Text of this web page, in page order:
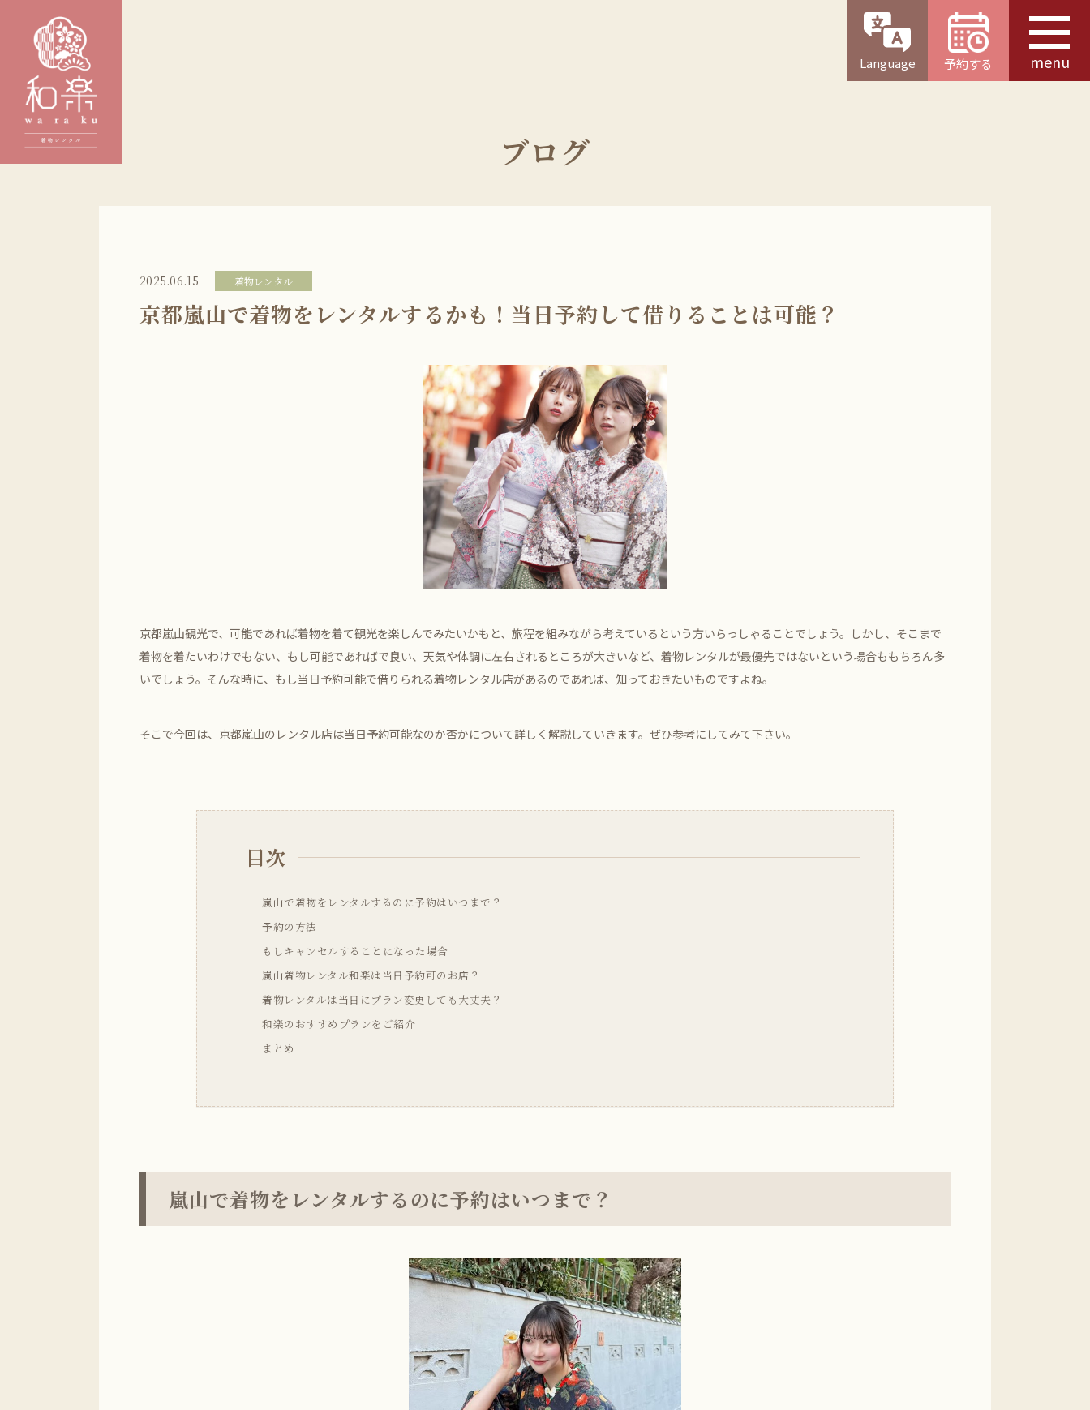
Language 予約する menu
ブログ
2025.06.15 着物レンタル
京都嵐山で着物をレンタルするかも！当日予約して借りることは可能？
京都嵐山観光で、可能であれば着物を着て観光を楽しんでみたいかもと、旅程を組みながら考えているという方いらっしゃることでしょう。しかし、そこまで
着物を着たいわけでもない、もし可能であればで良い、天気や体調に左右されるところが大きいなど、着物レンタルが最優先ではないという場合ももちろん多
いでしょう。そんな時に、もし当日予約可能で借りられる着物レンタル店があるのであれば、知っておきたいものですよね。
そこで今回は、京都嵐山のレンタル店は当日予約可能なのか否かについて詳しく解説していきます。ぜひ参考にしてみて下さい。
目次
嵐山で着物をレンタルするのに予約はいつまで？
予約の方法
もしキャンセルすることになった場合
嵐山着物レンタル和楽は当日予約可のお店？
着物レンタルは当日にプラン変更しても大丈夫？
和楽のおすすめプランをご紹介
まとめ
嵐山で着物をレンタルするのに予約はいつまで？